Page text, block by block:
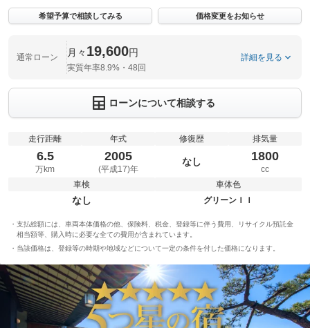
希望予算で相談してみる 価格変更をお知らせ
通常ローン 月々 19,600円
実質年率8.9%・48回
詳細を見る
ローンについて相談する
走行距離
6.5
万km
年式
2005
(平成17)年
修復歴
なし
排気量
1800
cc
車検
なし
車体色
グリーンＩＩ
支払総額には、車両本体価格の他、保険料、税金、登録等に伴う費用、リサイクル預託金
相当額等、購入時に必要な全ての費用が含まれています。
当該価格は、登録等の時期や地域などについて一定の条件を付した価格になります。